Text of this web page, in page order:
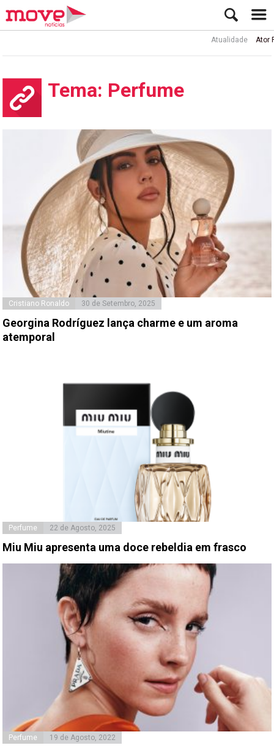
Ator Rui de Sá
Tema: Perfume
Cristiano Ronaldo 30 de Setembro, 2025
Georgina Rodríguez lança charme e um aroma
atemporal
Perfume 22 de Agosto, 2025
Miu Miu apresenta uma doce rebeldia em frasco
Perfume 19 de Agosto, 2022